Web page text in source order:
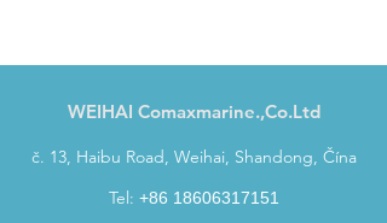
WEIHAI Comaxmarine.,Co.Ltd
č. 13, Haibu Road, Weihai, Shandong, Čína
Tel: +86 18606317151